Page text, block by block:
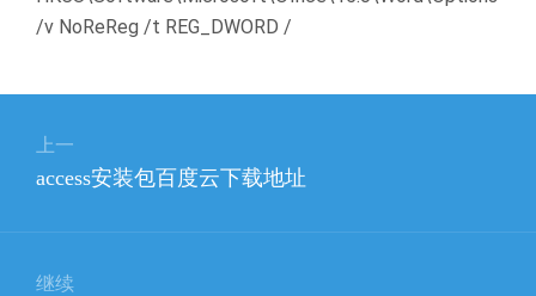
/v NoReReg /t REG_DWORD /
上一
上
access安装包百度云下载地址
继续